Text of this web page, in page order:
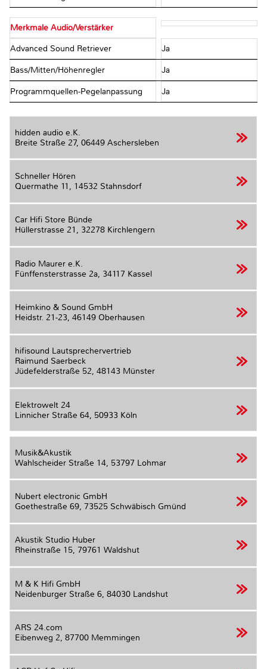
Merkmale Audio/Verstärker
Advanced Sound Retriever Ja
Bass/Mitten/Höhenregler Ja
Programmquellen-Pegelanpassung Ja
hidden audio e.K.
Breite Straße 27, 06449 Aschersleben
Schneller Hören
Quermathe 11, 14532 Stahnsdorf
Car Hifi Store Bünde
Hüllerstrasse 21, 32278 Kirchlengern
Radio Maurer e.K.
Fünffensterstrasse 2a, 34117 Kassel
Heimkino & Sound GmbH
Heidstr. 21-23, 46149 Oberhausen
hifisound Lautsprechervertrieb
Raimund Saerbeck
Jüdefelderstraße 52, 48143 Münster
Elektrowelt 24
Linnicher Straße 64, 50933 Köln
Musik&Akustik
Wahlscheider Straße 14, 53797 Lohmar
Nubert electronic GmbH
Goethestraße 69, 73525 Schwäbisch Gmünd
Akustik Studio Huber
Rheinstraße 15, 79761 Waldshut
M & K Hifi GmbH
Neidenburger Straße 6, 84030 Landshut
ARS 24.com
Eibenweg 2, 87700 Memmingen